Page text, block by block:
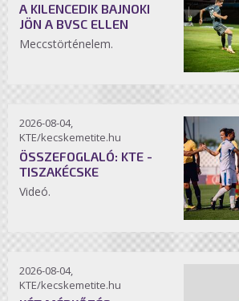
A KILENCEDIK BAJNOKI
JÖN A BVSC ELLEN
Meccstörténelem.
2026-08-04,
KTE/kecskemetite.hu
ÖSSZEFOGLALÓ: KTE -
TISZAKÉCSKE
Videó.
2026-08-04,
KTE/kecskemetite.hu